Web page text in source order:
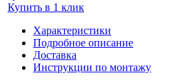
Купить в 1 клик
Характеристики
Подробное описание
Доставка
Инструкции по монтажу